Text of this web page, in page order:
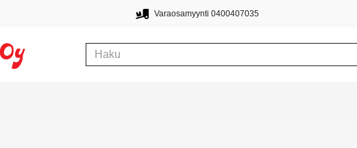
Varaosamyynti 0400407035